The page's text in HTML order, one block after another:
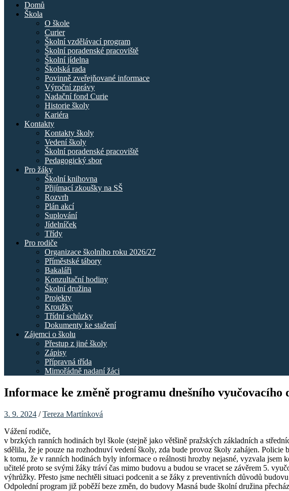
Domů
Škola
O škole
Curier
Školní vzdělávací program
Školní poradenské pracoviště
Školní jídelna
Školská rada
Povinně zveřejňované informace
Výroční zprávy
Nadační fond Curie
Historie školy
Kariéra
Kontakty
Kontakty školy
Vedení školy
Školní poradenské pracoviště
Pedagogický sbor
Pro žáky
Školní knihovna
Přijímací zkoušky na SŠ
Rozvrh
Plán akcí
Suplování
Jídelníček
Třídy
Pro rodiče
Organizace školního roku 2026/27
Příměstské tábory
Bakaláři
Konzultační hodiny
Školní družina
Projekty
Kroužky
Třídní schůzky
Dokumenty ke stažení
Zájemci o školu
Přestup z jiné školy
Zápisy
Přípravná třída
Mimořádně nadaní žáci
Informace ke změně programu dnešního vyučovacího
3. 9. 2024 /Tereza Martínková
Vážení rodiče,
v brzkých ranních hodinách byl škole (stejně jako většině pražských základních a
sdělila, že je pouze na rozhodnuví vedení školy, zda bude provoz školy zahájen.
k tomu, že v ranních hodinách byly informace o reálnosti hrozby nejasné, vyzvala
učitelé proto se svými žáky tráví čas mimo budovu a budou se vracet se závěrem 5.
výhrůžky. Přesto jsme nechtěli situaci podcenit a se žáky z preventivních důvodů
Odpolední program již poběží beze změn, do budovy Masná bude školní družina